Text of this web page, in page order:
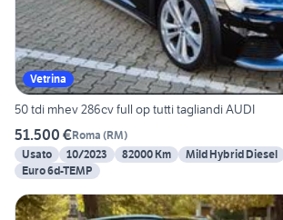
Vetrina
50 tdi mhev 286cv full op tutti tagliandi AUDI
51.500 €Roma (RM)
Usato
10/2023 82000 Km Mild Hybrid Diesel
Euro 6d-TEMP